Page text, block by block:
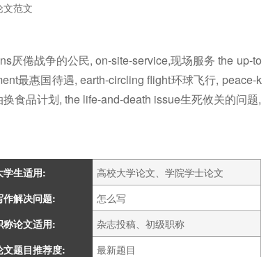
文范文
厌倦战争的公民, on-site-service,现场服务 the up-to
最惠国待遇, earth-circling flight环球飞行, peace-k
食品计划, the life-and-death issue生死攸关的问题,
学生适用:
高校大学论文、学院学士论文
作解决问题:
怎么写
称论文适用:
杂志投稿、初级职称
文题目推荐度: 最新题目